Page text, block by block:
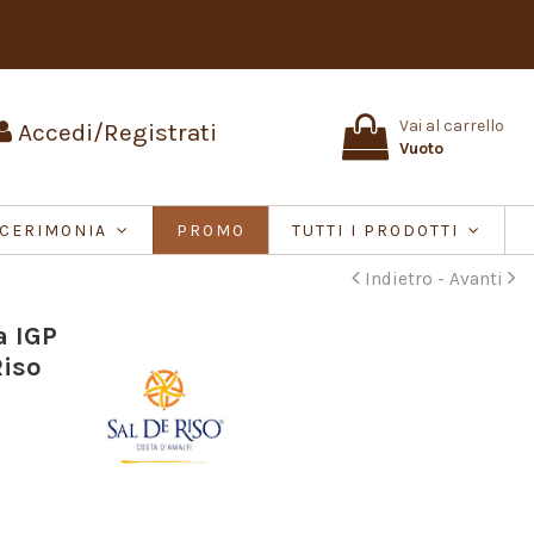
Accedi/Registrati
Vai al carrello
Vuoto
CERIMONIA PROMO TUTTI I PRODOTTI
Indietro - Avanti
IGP